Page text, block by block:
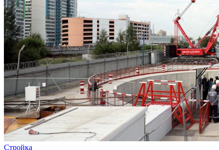
Стройка